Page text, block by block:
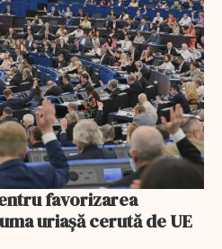
favorizarea
uriașă cerută de UE